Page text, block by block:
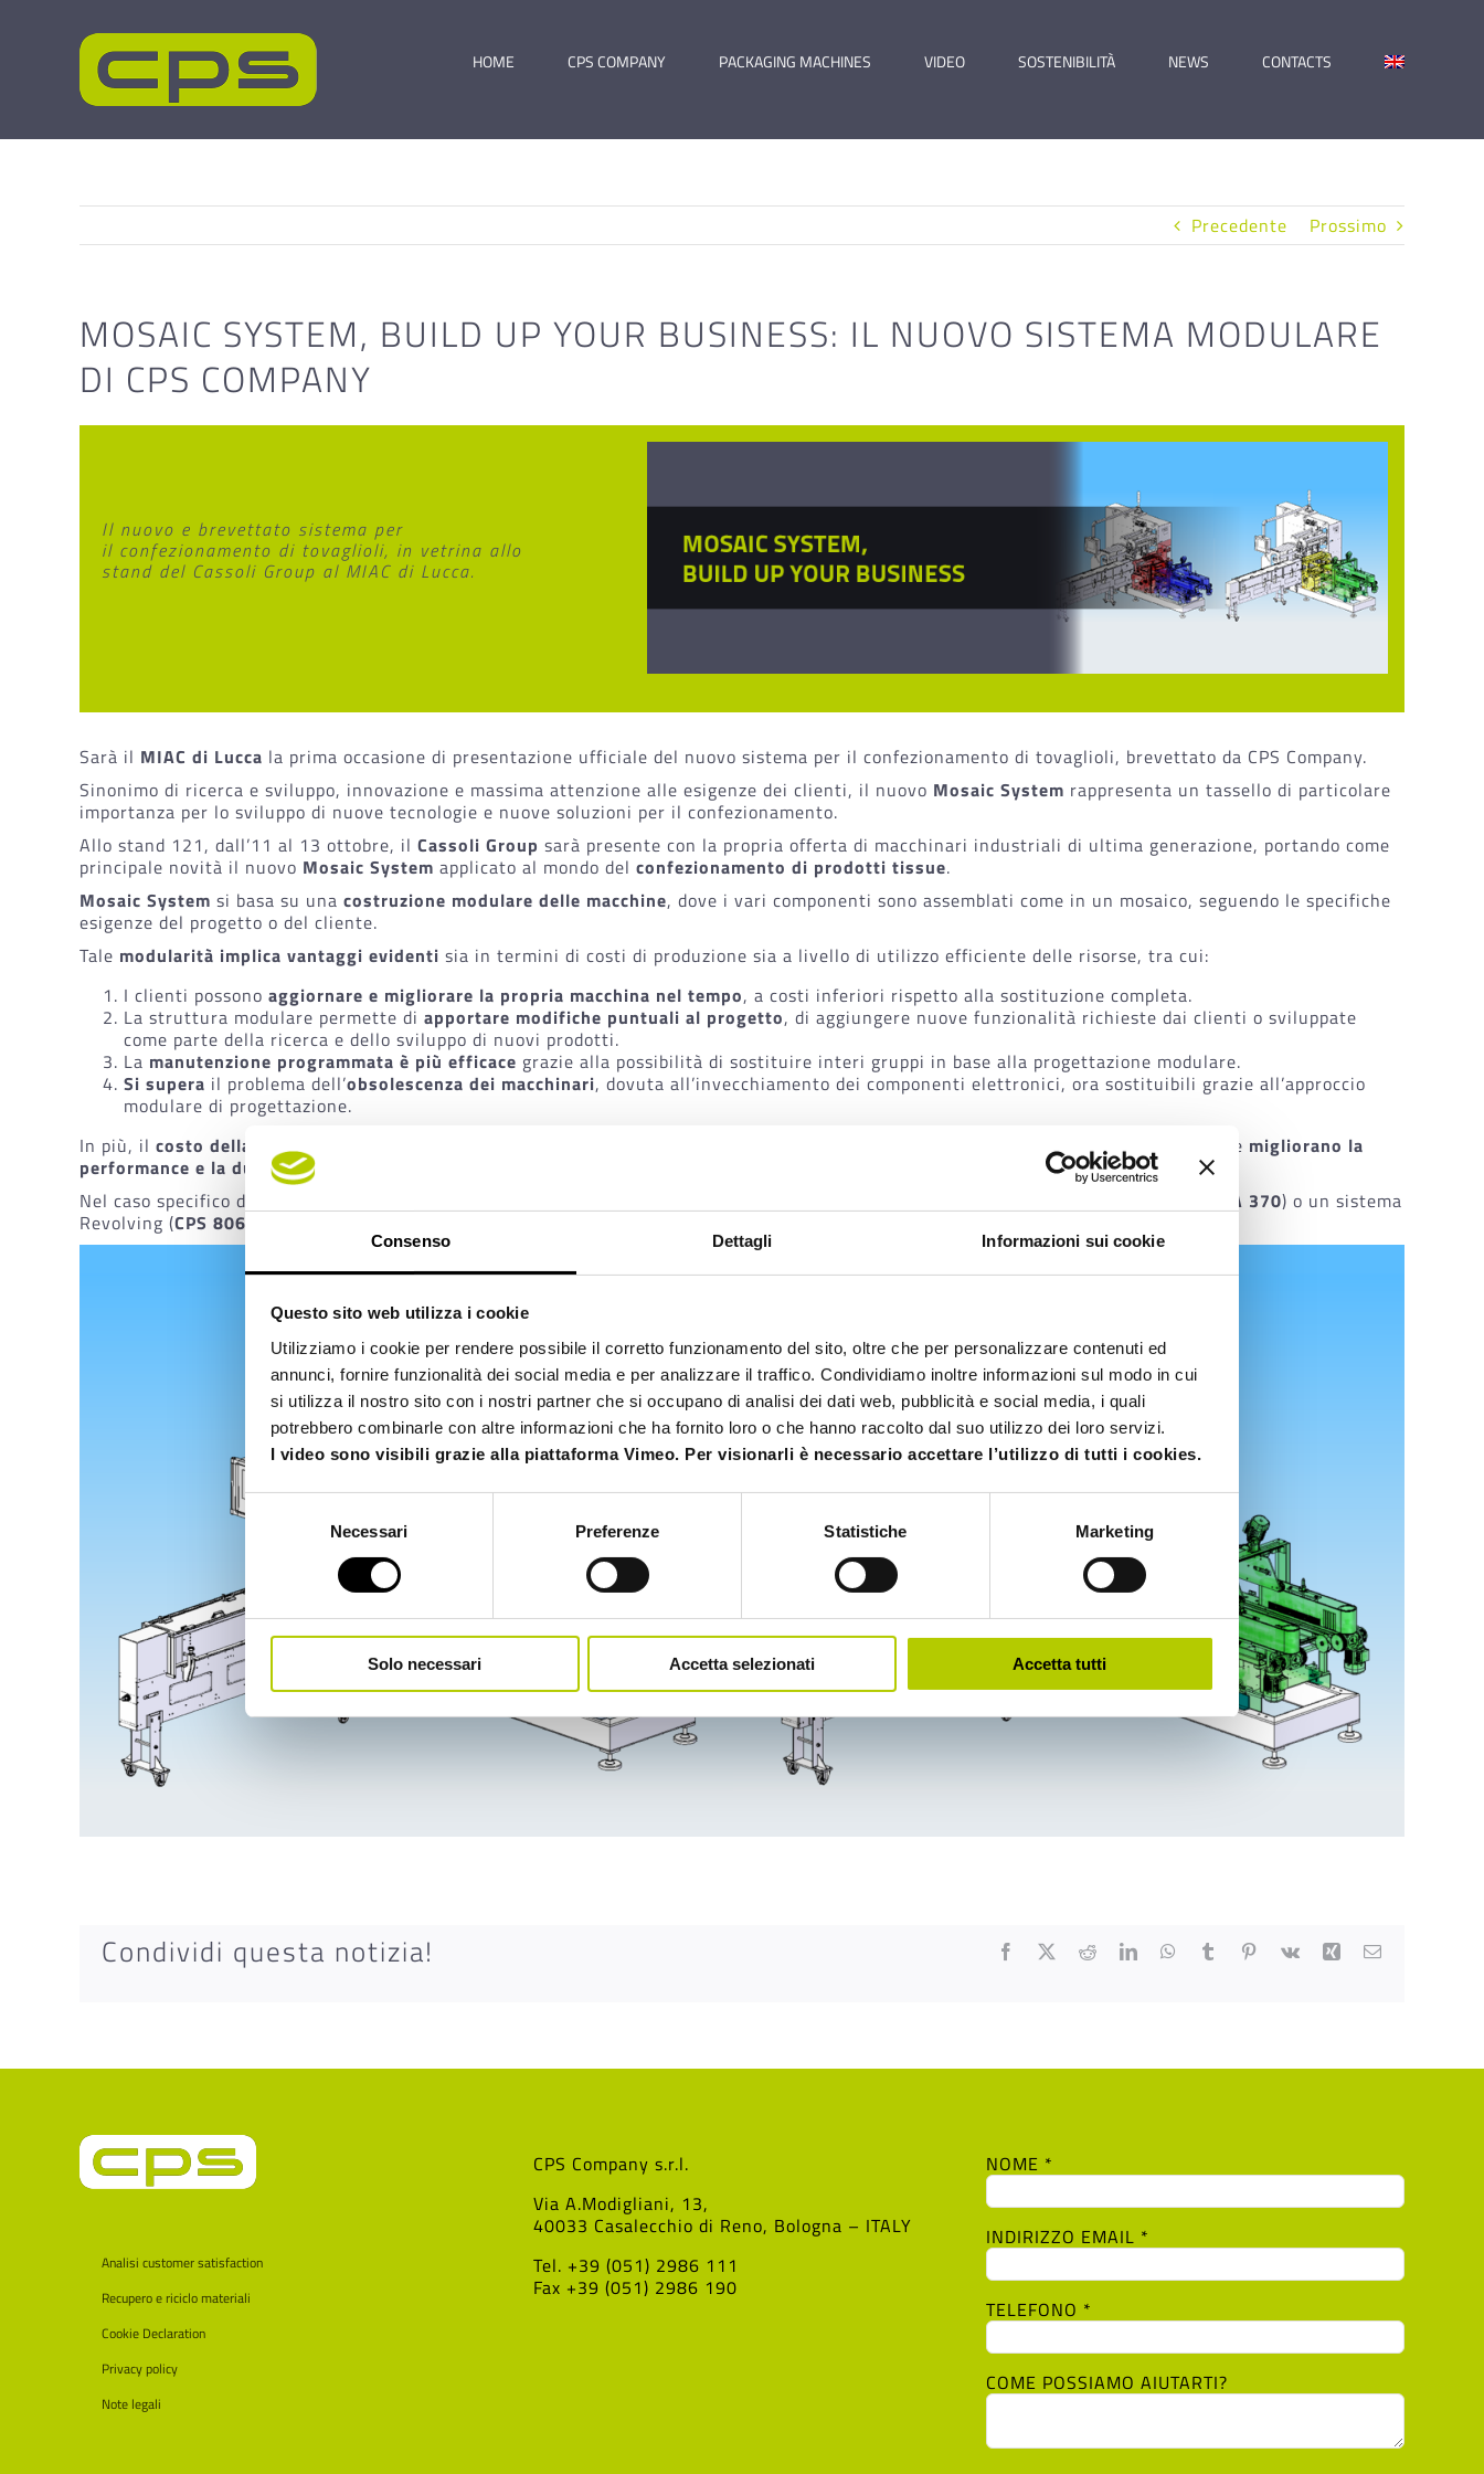
Consenso Dettagli Informazioni sui cookie
Questo sito web utilizza i cookie
Utilizziamo i cookie per rendere possibile il corretto funzionamento del sito, oltre che per personalizzare contenuti ed
annunci, fornire funzionalità dei social media e per analizzare il traffico. Condividiamo inoltre informazioni sul modo in cui
si utilizza il nostro sito con i nostri partner che si occupano di analisi dei dati web, pubblicità e social media, i quali
potrebbero combinarle con altre informazioni che ha fornito loro o che hanno raccolto dal suo utilizzo dei loro servizi.
I video sono visibili grazie alla piattaforma Vimeo. Per visionarli è necessario accettare l’utilizzo di tutti i cookies.
Selezione
Necessari Preferenze Statistiche Marketing
Solo necessari Accetta selezionati Accetta tutti
contenuto
HOME CPS COMPANY PACKAGING MACHINES VIDEO SOSTENIBILITÀ NEWS CONTACTS
Precedente Prossimo
MOSAIC SYSTEM, BUILD UP YOUR BUSINESS: IL NUOVO SISTEMA MODULARE
DI CPS COMPANY
Il nuovo e brevettato sistema per
il confezionamento di tovaglioli, in vetrina allo
stand del Cassoli Group al MIAC di Lucca.
Sarà il MIAC di Lucca la prima occasione di presentazione ufficiale del nuovo sistema per il confezionamento di tovaglioli, brevettato da CPS Company.
Sinonimo di ricerca e sviluppo, innovazione e massima attenzione alle esigenze dei clienti, il nuovo Mosaic System rappresenta un tassello di particolare
importanza per lo sviluppo di nuove tecnologie e nuove soluzioni per il confezionamento.
Allo stand 121, dall’11 al 13 ottobre, il Cassoli Group sarà presente con la propria offerta di macchinari industriali di ultima generazione, portando come
principale novità il nuovo Mosaic System applicato al mondo del confezionamento di prodotti tissue.
Mosaic System si basa su una costruzione modulare delle macchine, dove i vari componenti sono assemblati come in un mosaico, seguendo le specifiche
esigenze del progetto o del cliente.
Tale modularità implica vantaggi evidenti sia in termini di costi di produzione sia a livello di utilizzo efficiente delle risorse, tra cui:
I clienti possono aggiornare e migliorare la propria macchina nel tempo, a costi inferiori rispetto alla sostituzione completa.
La struttura modulare permette di apportare modifiche puntuali al progetto, di aggiungere nuove funzionalità richieste dai clienti o sviluppate
come parte della ricerca e dello sviluppo di nuovi prodotti.
La manutenzione programmata è più efficace grazie alla possibilità di sostituire interi gruppi in base alla progettazione modulare.
Si supera il problema dell’obsolescenza dei macchinari, dovuta all’invecchiamento dei componenti elettronici, ora sostituibili grazie all’approccio
modulare di progettazione.
In più, il costo della macchina può essere ammortizzato a lungo termine grazie alla disponibilità di un’ampia gamma di elementi che ne migliorano la
performance e la durata.
Nel caso specifico del
LA 370) o un sistema
Revolving (CPS 806
Condividi questa notizia! Facebook Reddit LinkedInWhatsApp
TumblrPinterest
Vk Xing
Analisi customer satisfaction
Recupero e riciclo materiali
Cookie Declaration
Privacy policy
Note legali
CPS Company s.r.l.
Via A.Modigliani, 13,
40033 Casalecchio di Reno, Bologna – ITALY
Tel. +39 (051) 2986 111
Fax +39 (051) 2986 190
NOME *
INDIRIZZO EMAIL *
TELEFONO *
COME POSSIAMO AIUTARTI?